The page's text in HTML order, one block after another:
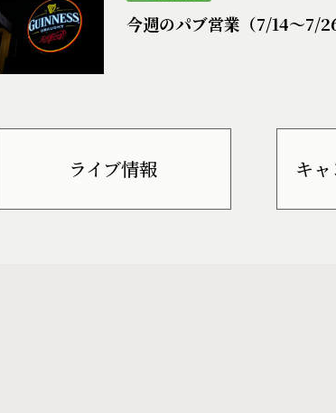
今週のパブ営業（7/14〜7/26
ライブ情報 キ